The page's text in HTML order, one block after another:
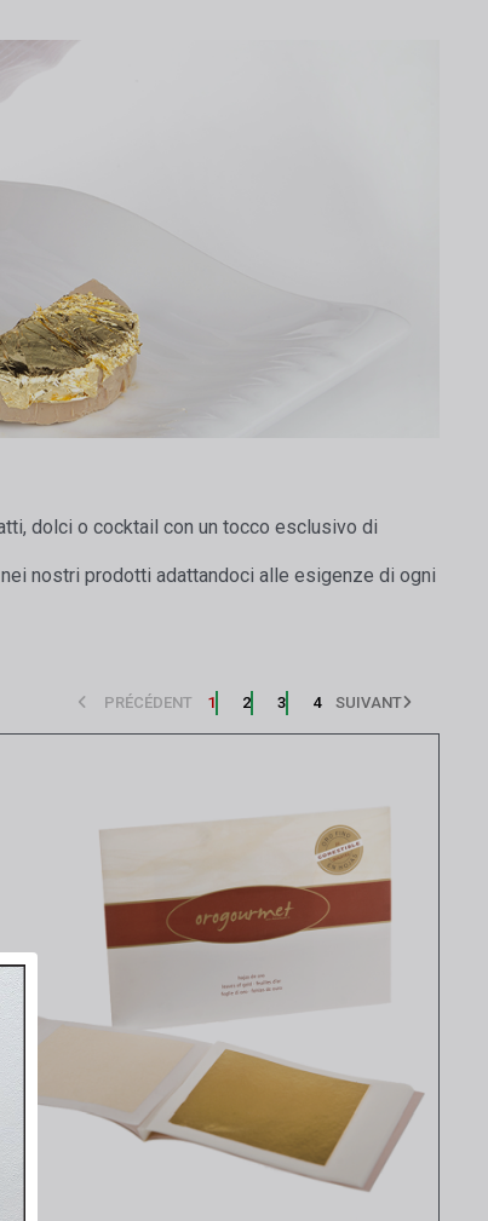
dolci o cocktail con un tocco esclusivo di
nostri prodotti adattandoci alle esigenze di ogni
PRÉCÉDENT 1 2 3 4 SUIVANT